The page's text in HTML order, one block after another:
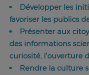
Développer les
favoriser les publics
Présenter aux
des informations
curiosité, l’ouverture
Rendre la culture